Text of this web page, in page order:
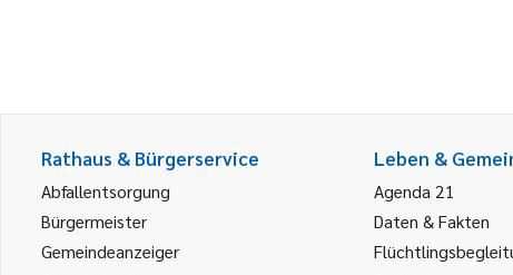
Rathaus & Bürgerservice
Abfallentsorgung
Bürgermeister
Gemeindeanzeiger
Leben &
Agenda 21
Daten & Fakten